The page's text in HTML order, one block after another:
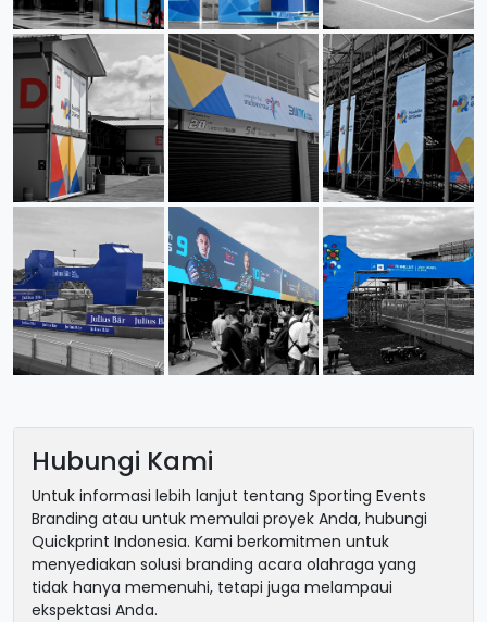
Hubungi Kami
Untuk informasi lebih lanjut tentang Sporting Events
Branding atau untuk memulai proyek Anda, hubungi
Quickprint Indonesia. Kami berkomitmen untuk
menyediakan solusi branding acara olahraga yang
tidak hanya memenuhi, tetapi juga melampaui
ekspektasi Anda.